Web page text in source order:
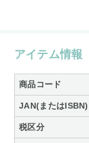
アイテム情報
商品コード
JAN(またはISBN)
税区分